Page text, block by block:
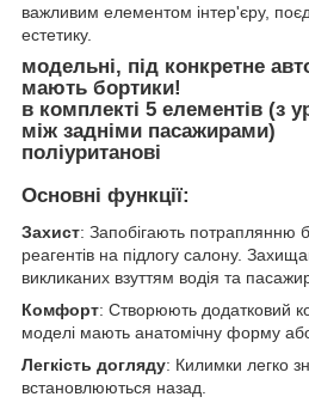
важливим елементом інтер'єру,
естетику.
модельні, під конкретне
мають бортики!
в комплекті 5 елементів (з
між задніми пасажирами)
поліуританові
Основні функції:
Захист: Запобігають потраплянню
реагентів на підлогу салону.
викликаних взуттям водія та
Комфорт: Створюють додатковий
моделі мають анатомічну форму або
Легкість догляду: Килимки легко
встановлюються назад.